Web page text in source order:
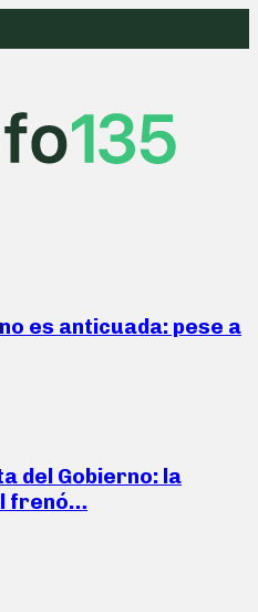
es anticuada: pese a
del Gobierno: la
frenó…